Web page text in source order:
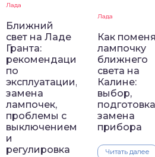
Лада
Ближний
свет на Ладе
Гранта:
рекомендации
по
эксплуатации,
замена
лампочек,
проблемы с
выключением
и
регулировка
Лада
Как
лампочку
ближнего
света на
Калине:
выбор,
замена
прибора
Читать далее